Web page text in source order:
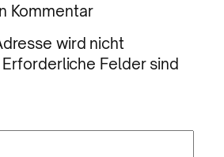
Kommentar
wird nicht
Erforderliche Felder sind